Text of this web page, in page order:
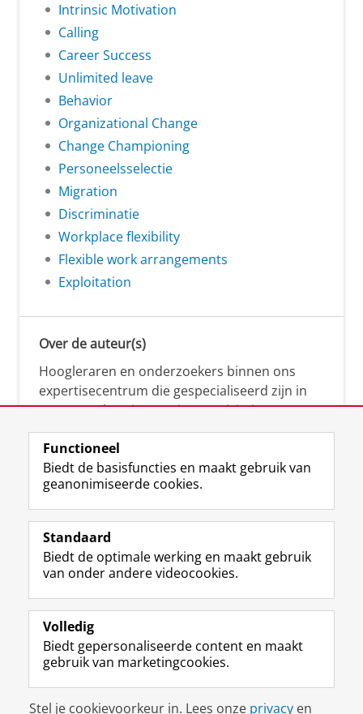
Intrinsic Motivation
Calling
Career Success
Unlimited leave
Behavior
Organizational Change
Change Championing
Personeelsselectie
Migration
Discriminatie
Workplace flexibility
Flexible work arrangements
Exploitation
Over de auteur(s)
Hoogleraren en onderzoekers binnen ons
expertisecentrum die gespecialiseerd zijn in
samenwerken, innovatie, creativiteit,
diversiteit, leiderschap en ethisch gedrag.
Over deze blog
Via deze blog vertalen onze experts hun
(actuele) wetenschappelijke kennis naar
praktische, heldere en toegankelijke inzichten.
Disclaimer & Copyright
Functioneel
Biedt de basisfuncties en maakt gebruik van
geanonimiseerde cookies.
Standaard
Biedt de optimale werking en maakt gebruik
van onder andere videocookies.
Volledig
Biedt gepersonaliseerde content en maakt
gebruik van marketingcookies.
Stel je cookievoorkeur in. Lees onze privacy en